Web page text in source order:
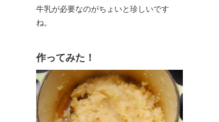
牛乳が必要なのがちょいと珍しいです
ね。
作ってみた！